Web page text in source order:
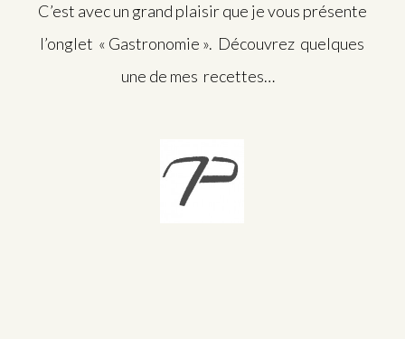
C’est avec un grand plaisir que je vous présente
l’onglet « Gastronomie ». Découvrez quelques
une de mes recettes…